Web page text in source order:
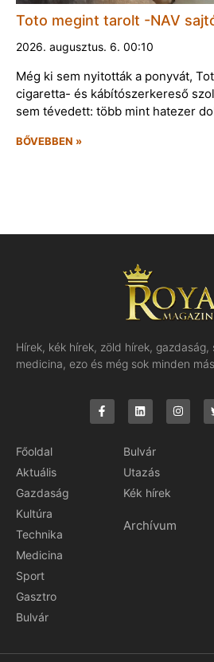
Toto megint tarolt -NAV
2026. augusztus. 6. 00:10
Még ki sem nyitották a ponyvát,
cigaretta- és kábítószerkereső
sem tévedett: több mint hatezer
BŐVEBBEN »
Hírek, kék hírek, zöld hírek,
medicina, ezo és még sok minden
Főoldal
Aktuális
Gazdaság
Kultúra
Technika
Medicina
Sport
Gasztro
Bulvár
Bulvár
Utazás
Kék hírek
Archívum